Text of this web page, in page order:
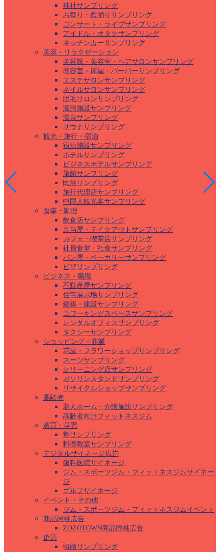
神社サンプリング
お祭り・盆踊りサンプリング
コンサート・ライブサンプリング
アイドル・オタクサンプリング
キッチンカーサンプリング
美容・リラクゼーション
美容院・美容室・ヘアサロンサンプリング
理容室・床屋・バーバーサンプリング
エステサロンサンプリング
ネイルサロンサンプリング
脱毛サロンサンプリング
温浴施設サンプリング
温泉サンプリング
サウナサンプリング
観光・旅行・宿泊
宿泊施設サンプリング
ホテルサンプリング
ビジネスホテルサンプリング
旅館サンプリング
民泊サンプリング
旅行代理店サンプリング
中国人観光客サンプリング
食事・調理
飲食店サンプリング
弁当屋・テイクアウトサンプリング
カフェ・喫茶店サンプリング
社員食堂・社食サンプリング
パン屋・ベーカリーサンプリング
ピザサンプリング
ビジネス・職場
不動産屋サンプリング
住宅展示場サンプリング
建築・建設サンプリング
コワーキングスペースサンプリング
レンタルオフィスサンプリング
タクシーサンプリング
ショッピング・商業
花屋・フラワーショップサンプリング
スーツサンプリング
クリーニング店サンプリング
ガソリンスタンドサンプリング
リサイクルショップサンプリング
高齢者
老人ホーム・介護施設サンプリング
高齢者向けフィットネスジム
教育・学習
塾サンプリング
料理教室サンプリング
デジタルサイネージ広告
歯科医院サイネージ
ジム・スポーツジム・フィットネスジムサイネー
ジ
ゴルフサイネージ
イベント・その他
ジム・スポーツジム・フィットネスジムイベント
商品同梱広告
ZOZOTOWN商品同梱広告
街頭
街頭サンプリング